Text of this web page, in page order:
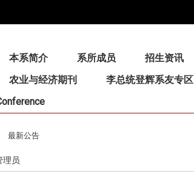
本系简介 系所成员 招生资讯
农业与经济期刊 李总统登辉系友专区
最新公告
理员